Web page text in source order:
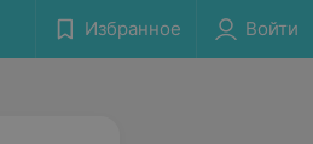
Избранное Войти